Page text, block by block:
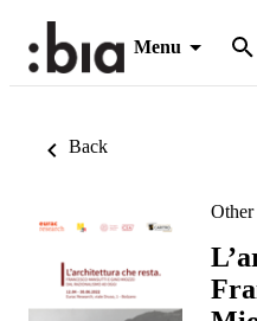
Menu
Back
Other